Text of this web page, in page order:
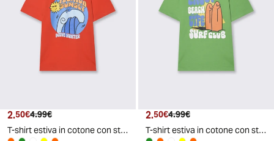
Prezzo attuale
2.50€ Prezzo originale
4.99€
T-shirt estiva in cotone con stampa - Aragosta
Prezzo attuale
2.50€ Prezzo originale
4.99€
T-shirt estiva in cotone con stampa - Verde prato